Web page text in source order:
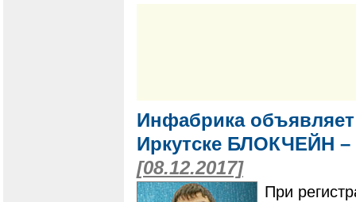
Инфабрика
Иркутске БЛОКЧЕЙН
[08.12.2017]
При